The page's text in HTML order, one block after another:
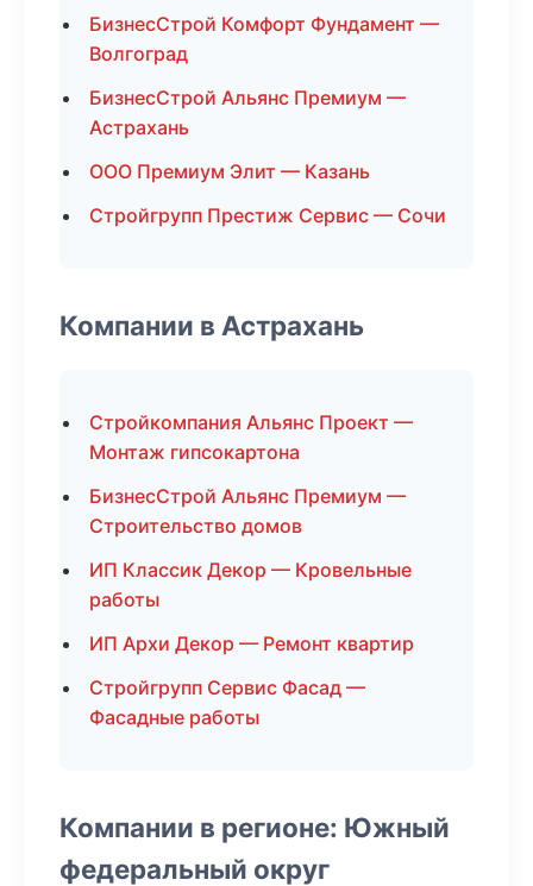
БизнесСтрой Комфорт Фундамент —
Волгоград
БизнесСтрой Альянс Премиум —
Астрахань
ООО Премиум Элит — Казань
Стройгрупп Престиж Сервис — Сочи
Компании в Астрахань
Стройкомпания Альянс Проект —
Монтаж гипсокартона
БизнесСтрой Альянс Премиум —
Строительство домов
ИП Классик Декор — Кровельные
работы
ИП Архи Декор — Ремонт квартир
Стройгрупп Сервис Фасад —
Фасадные работы
Компании в регионе: Южный
федеральный округ